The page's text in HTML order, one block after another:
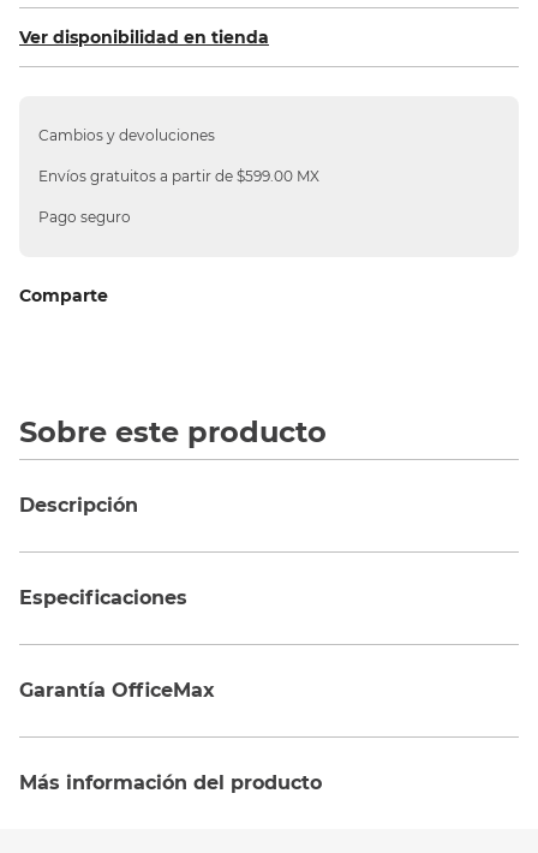
Ver disponibilidad en tienda
Cambios y devoluciones
Envíos gratuitos a partir de $599.00 MX
Pago seguro
Comparte
Sobre este producto
Descripción
Especificaciones
Garantía OfficeMax
Más información del producto
9.
carpetas